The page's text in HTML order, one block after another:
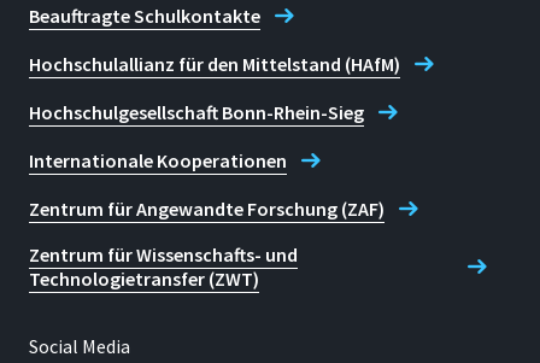
Beauftragte Schulkontakte
Hochschulallianz für den Mittelstand (HAfM)
Hochschulgesellschaft Bonn-Rhein-Sieg
Internationale Kooperationen
Zentrum für Angewandte Forschung (ZAF)
Zentrum für Wissenschafts- und
Technologietransfer (ZWT)
Social Media